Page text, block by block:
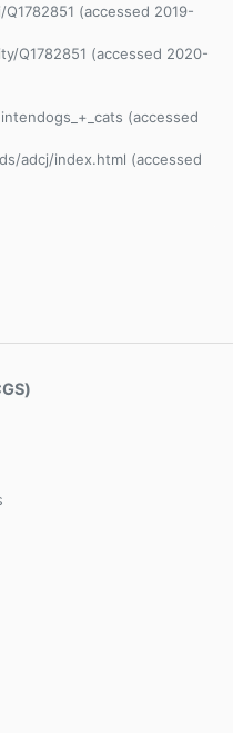
(accessed 2019-
Q1782851 (accessed 2020-
(accessed
adcj/index.html (accessed